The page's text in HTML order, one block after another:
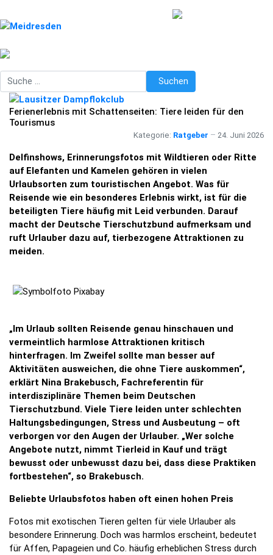
Suchen Suchen
Ferienerlebnis mit Schattenseiten: Tiere leiden für den
Tourismus
Kategorie: Ratgeber 24. Juni 2026
Delfinshows, Erinnerungsfotos mit Wildtieren oder Ritte
auf Elefanten und Kamelen gehören in vielen
Urlaubsorten zum touristischen Angebot. Was für
Reisende wie ein besonderes Erlebnis wirkt, ist für die
beteiligten Tiere häufig mit Leid verbunden. Darauf
macht der Deutsche Tierschutzbund aufmerksam und
ruft Urlauber dazu auf, tierbezogene Attraktionen zu
meiden.
„Im Urlaub sollten Reisende genau hinschauen und
vermeintlich harmlose Attraktionen kritisch
hinterfragen. Im Zweifel sollte man besser auf
Aktivitäten ausweichen, die ohne Tiere auskommen“,
erklärt Nina Brakebusch, Fachreferentin für
interdisziplinäre Themen beim Deutschen
Tierschutzbund. Viele Tiere leiden unter schlechten
Haltungsbedingungen, Stress und Ausbeutung – oft
verborgen vor den Augen der Urlauber. „Wer solche
Angebote nutzt, nimmt Tierleid in Kauf und trägt
bewusst oder unbewusst dazu bei, dass diese Praktiken
fortbestehen“, so Brakebusch.
Beliebte Urlaubsfotos haben oft einen hohen Preis
Fotos mit exotischen Tieren gelten für viele Urlauber als
besondere Erinnerung. Doch was harmlos erscheint, bedeutet
für Affen, Papageien und Co. häufig erheblichen Stress durch